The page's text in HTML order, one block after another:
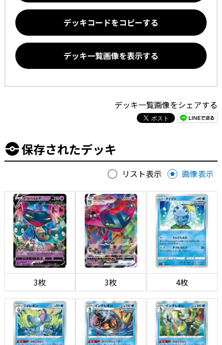
デッキコードをコピーする
デッキ一覧画像を表示する
デッキ一覧画像をシェアする
保存されたデッキ
リスト表示 画像表示
3枚 3枚 4枚